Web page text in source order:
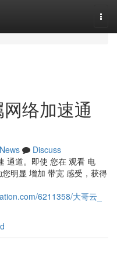
络加速通
News
Discuss
通道。即使 您在 观看 电
明显 增加 带宽 感受，获得
6211358/大哥云_